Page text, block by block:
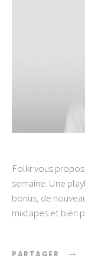
Folkr vous
semaine. Une
bonus, de
mixtapes et bien
PARTAGER